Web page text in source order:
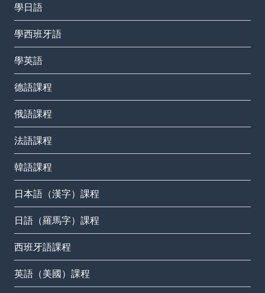
學日語
學西班牙語
學英語
德語課程
俄語課程
法語課程
韓語課程
日本語（漢字）課程
日語（羅馬字）課程
西班牙語課程
英語（美國）課程